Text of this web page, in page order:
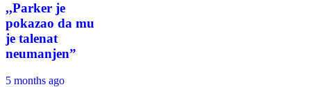
,,Parker je
pokazao da mu
je talenat
neumanjen”
5 months ago